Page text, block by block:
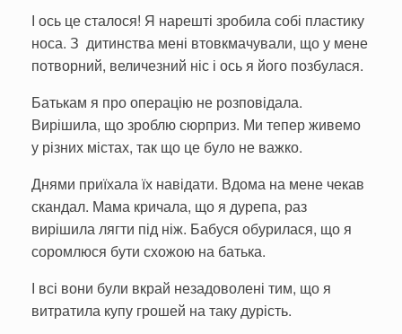
І ось це сталося! Я нарешті зробила собі пластику
носа. З дитинства мені втовкмачували, що у мене
потворний, величезний ніс і ось я його позбулася.
Батькам я про операцію не розповідала.
Вирішила, що зроблю сюрприз. Ми тепер живемо
у різних містах, так що це було не важко.
Днями приїхала їх навідати. Вдома на мене чекав
скандал. Мама кричала, що я дурепа, раз
вирішила лягти під ніж. Бабуся обурилася, що я
соромлюся бути схожою на батька.
І всі вони були вкрай незадоволені тим, що я
витратила купу грошей на таку дурість.